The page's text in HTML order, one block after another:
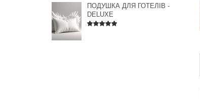
ПОДУШКА ДЛЯ ГОТЕЛІВ -
DELUXE